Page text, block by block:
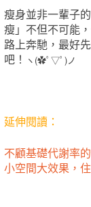
瘦身並非一輩子
瘦」不但不可能
路上奔馳，最好
吧！ ヽ(✿ﾟ▽ﾟ)ノ
延伸閱讀：
不顧基礎代謝率
小空間大效果，